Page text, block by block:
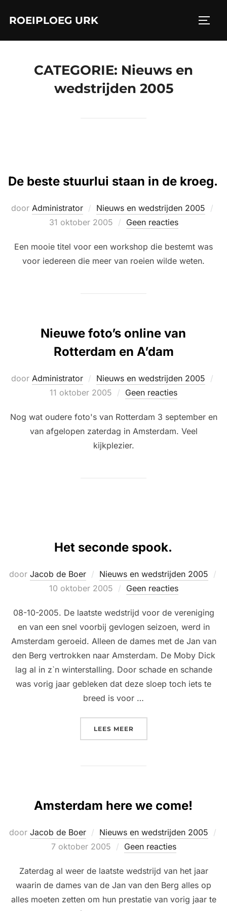
naarROEIPLOEG URK
CATEGORIE: Nieuws en
wedstrijden 2005
De beste stuurlui staan in de kroeg.
door Administrator Nieuws en wedstrijden 2005
31 oktober 2005 Geen reacties
Een mooie titel voor een workshop die bestemt was
voor iedereen die meer van roeien wilde weten.
Nieuwe foto’s online van
Rotterdam en A’dam
door Administrator Nieuws en wedstrijden 2005
11 oktober 2005 Geen reacties
Nog wat oudere foto's van Rotterdam 3 september en
van afgelopen zaterdag in Amsterdam. Veel
kijkplezier.
Het seconde spook.
door Jacob de Boer
Nieuws en wedstrijden 2005
Geplaatst
10 oktober 2005 Geen reacties
08-10-2005. De laatste wedstrijd voor de vereniging
en van een snel voorbij gevlogen seizoen, werd in
Amsterdam geroeid. Alleen de dames met de Jan van
den Berg vertrokken naar Amsterdam. De Moby Dick
lag al in z`n winterstalling. Door schade en schande
was vorig jaar gebleken dat deze sloep toch iets te
breed is voor …
LEES MEER“HET SECONDE SPOOK.”
Amsterdam here we come!
door Jacob de Boer
Nieuws en wedstrijden 2005
Geplaatst
7 oktober 2005 Geen reacties
Zaterdag al weer de laatste wedstrijd van het jaar
waarin de dames van de Jan van den Berg alles op
alles moeten zetten om hun prestatie van vorig jaar te